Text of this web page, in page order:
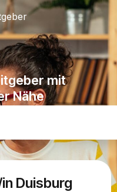
mit
Nähe
Duisburg